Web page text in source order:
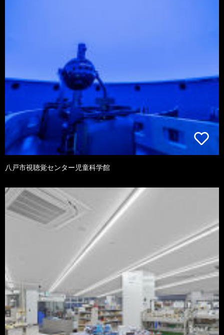
八戸市視聴覚センター児童科学館